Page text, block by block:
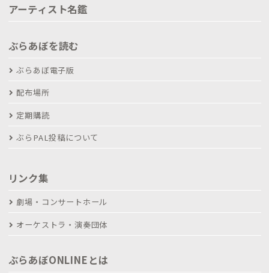
アーティスト名鑑
ぶらあぼを読む
ぶらあぼ電子版
配布場所
定期購読
ぶらPAL投稿について
リンク集
劇場・コンサートホール
オーケストラ・演奏団体
ぶらあぼONLINEとは